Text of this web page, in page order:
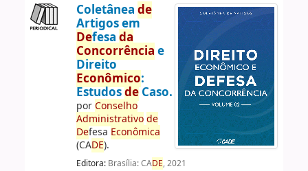
Coletânea de
Artigos em
Defesa da
Concorrência e
Direito
Econômico:
EstudosdeCaso.
porConselho
Administrativo de
Defesa Econômica
(CADE).
Editora: Brasília: CADE, 2021